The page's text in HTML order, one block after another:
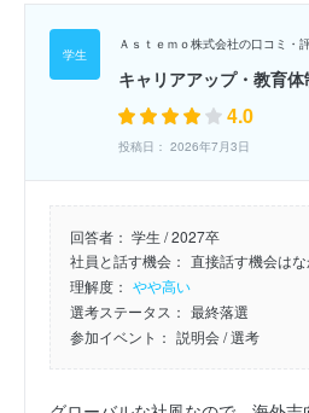
Ａｓｔｅｍｏ株式会社の口コミ・
キャリアアップ・教育体
4.0
投稿日： 2026年7月3日
回答者： 学生 / 2027卒
社員と話す機会： 直接話す機会は
理解度： やや高い
選考ステータス： 最終落選
参加イベント： 説明会/ 選考